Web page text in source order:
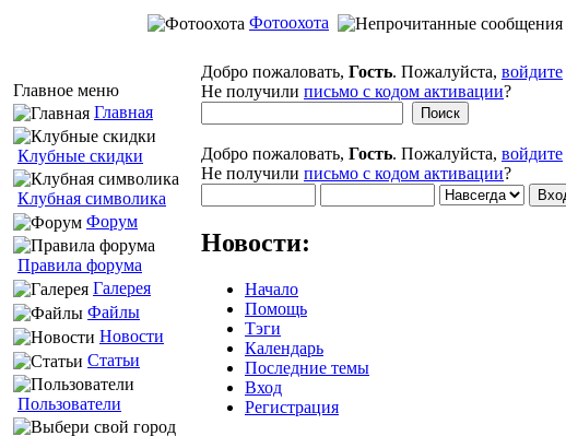
Фотоохота
Главное меню
Главная
Клубные скидки
Клубная символика
Форум
Правила форума
Галерея
Файлы
Новости
Статьи
Пользователи
Добро пожаловать, Гость. Пожалуйста, войдите
Не получили письмо с кодом активации?
Добро пожаловать, Гость. Пожалуйста, войдите
Не получили письмо с кодом активации?
Новости:
Начало
Помощь
Тэги
Календарь
Последние темы
Вход
Регистрация